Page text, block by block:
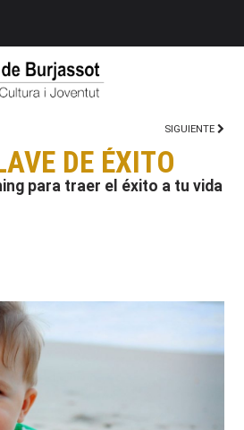
SIGUIENTE
DE ÉXITO
para traer el éxito a tu vida